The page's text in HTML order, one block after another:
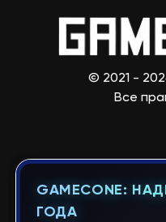
© 2021 -
Все
GAMECONE:
ГОДА